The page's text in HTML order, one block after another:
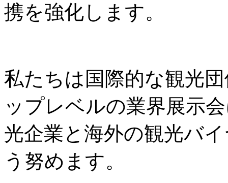
携を強化します。
私たちは国際的な観光
ップレベルの業界展示
光企業と海外の観光バ
う努めます。